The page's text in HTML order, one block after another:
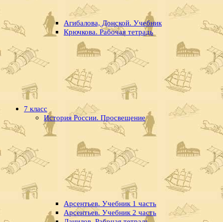
Агибалова, Донской. Учебник
Крючкова. Рабочая тетрадь
7 класс
История России. Просвещение
Арсентьев. Учебник 1 часть
Арсентьев. Учебник 2 часть